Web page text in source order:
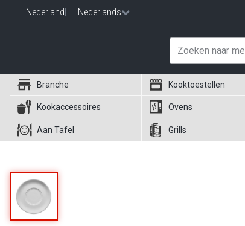
Nederland Nederlands
Branche Kooktoestellen
Kookaccessoires Ovens
Aan Tafel Grills